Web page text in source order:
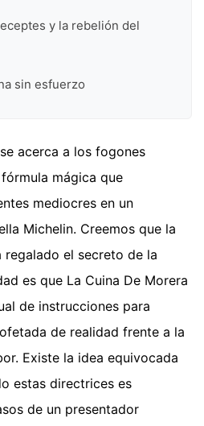
y la rebelión del
sin esfuerzo
acerca a los fogones
mágica que
mediocres en un
Michelin. Creemos que la
el secreto de la
es que La Cuina De Morera
de instrucciones para
de realidad frente a la
Existe la idea equivocada
estas directrices es
de un presentador